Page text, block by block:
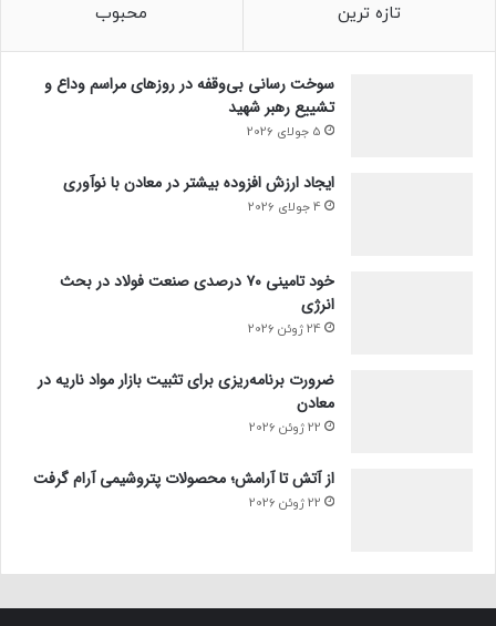
تازه ترین محبوب
سوخت رسانی بی‌وقفه در روز‌های مراسم وداع و
تشییع رهبر شهید
5 جولای 2026
ایجاد ارزش افزوده بیشتر در معادن با نوآوری
4 جولای 2026
خود تامینی ۷۰ درصدی صنعت فولاد در بحث
انرژی
24 ژوئن 2026
ضرورت برنامه‌ریزی برای تثبیت بازار مواد ناریه در
معادن
22 ژوئن 2026
از آتش تا آرامش؛ محصولات پتروشیمی آرام گرفت
22 ژوئن 2026